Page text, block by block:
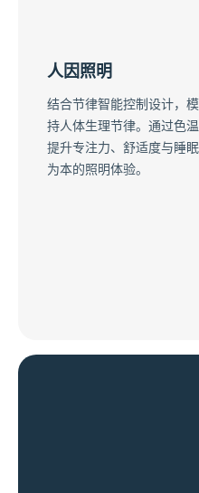
人因照明
结合节律智能控制设计，
持人体生理节律。通过色
提升专注力、舒适度与睡
为本的照明体验。